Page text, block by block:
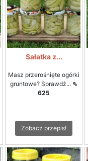
Sałatka z...
Masz przerośnięte ogórki
gruntowe? Sprawdź... ⇖
625
Zobacz przepis!